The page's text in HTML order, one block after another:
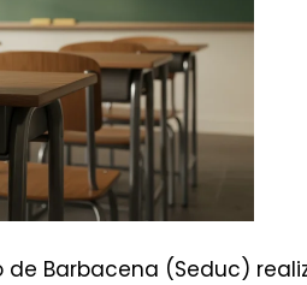
de Barbacena (Seduc)